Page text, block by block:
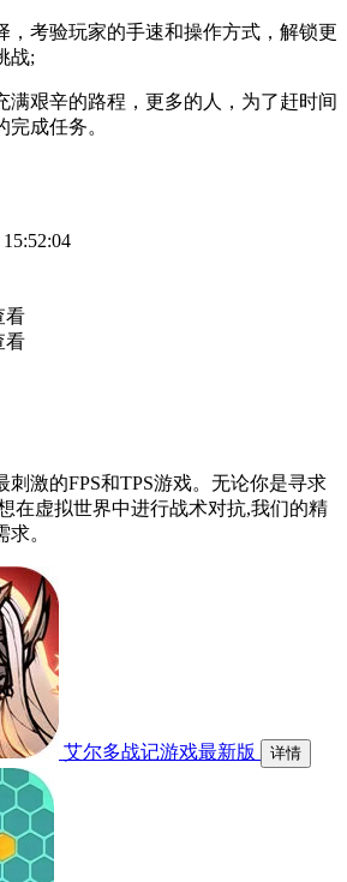
，考验玩家的手速和操作方式，解锁更
战;
满艰辛的路程，更多的人，为了赶时间
成任务。
看
看
激的FPS和TPS游戏。无论你是寻求
在虚拟世界中进行战术对抗,我们的精
。
艾尔多战记游戏最新版 详情